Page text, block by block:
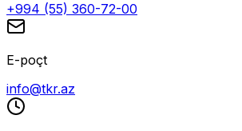
+994 (55) 360-72-00
E-poçt
info@tkr.az